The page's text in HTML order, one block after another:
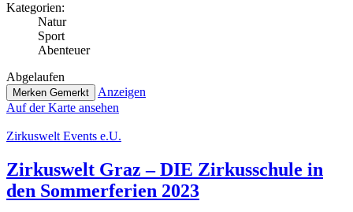
Kate­go­rien:
Natur
Sport
Abenteuer
Abge­lau­fen
Merken Gemerkt
Anzeigen
Auf der Karte ansehen
Zir­kus­welt Events e.U.
Zir­kus­welt Graz – DIE Zir­kus­schu­le in
den Som­mer­fe­ri­en 2023